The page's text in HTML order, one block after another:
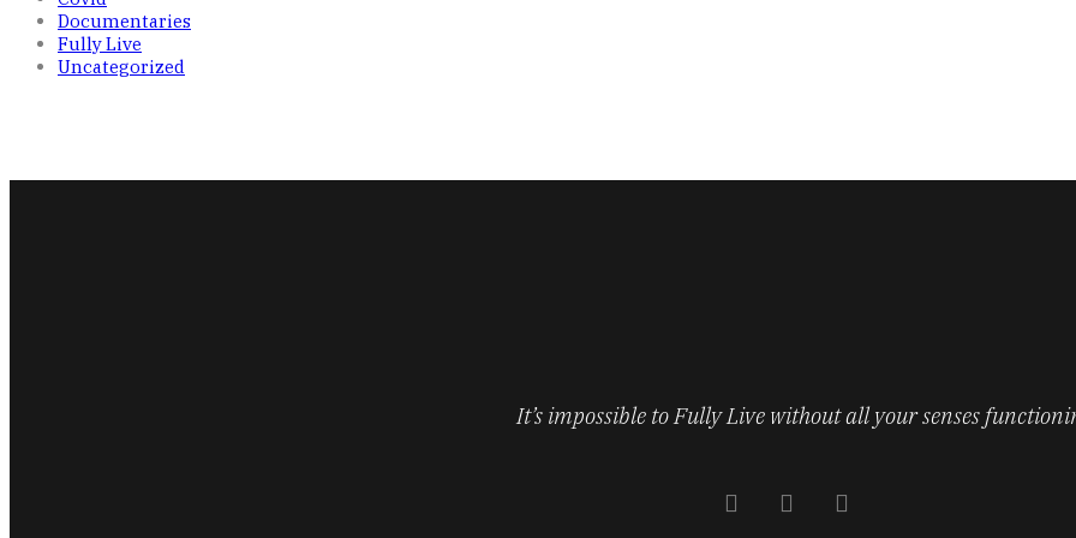
Documentaries
Fully Live
Uncategorized
It’s impossible to Fully Live without all your senses